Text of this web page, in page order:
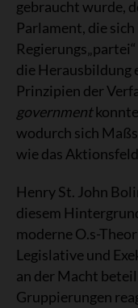
gebraucht wurde,
Parlament, die
die Herausbildung
Prinzipien der
government
wodurch sich
wie das
Henry St. John
diesem
moderne O.s-
Legislative und
an der Macht
Gruppierungen